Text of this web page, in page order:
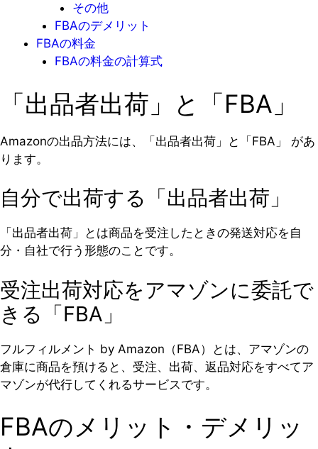
その他
FBAのデメリット
FBAの料金
FBAの料金の計算式
「出品者出荷」と「FBA」
Amazonの出品方法には、「出品者出荷」と「FBA」 があ
ります。
自分で出荷する「出品者出荷」
「出品者出荷」とは商品を受注したときの発送対応を自
分・自社で行う形態のことです。
受注出荷対応をアマゾンに委託で
きる「FBA」
フルフィルメント by Amazon（FBA）とは、アマゾンの
倉庫に商品を預けると、受注、出荷、返品対応をすべてア
マゾンが代行してくれるサービスです。
FBAのメリット・デメリッ